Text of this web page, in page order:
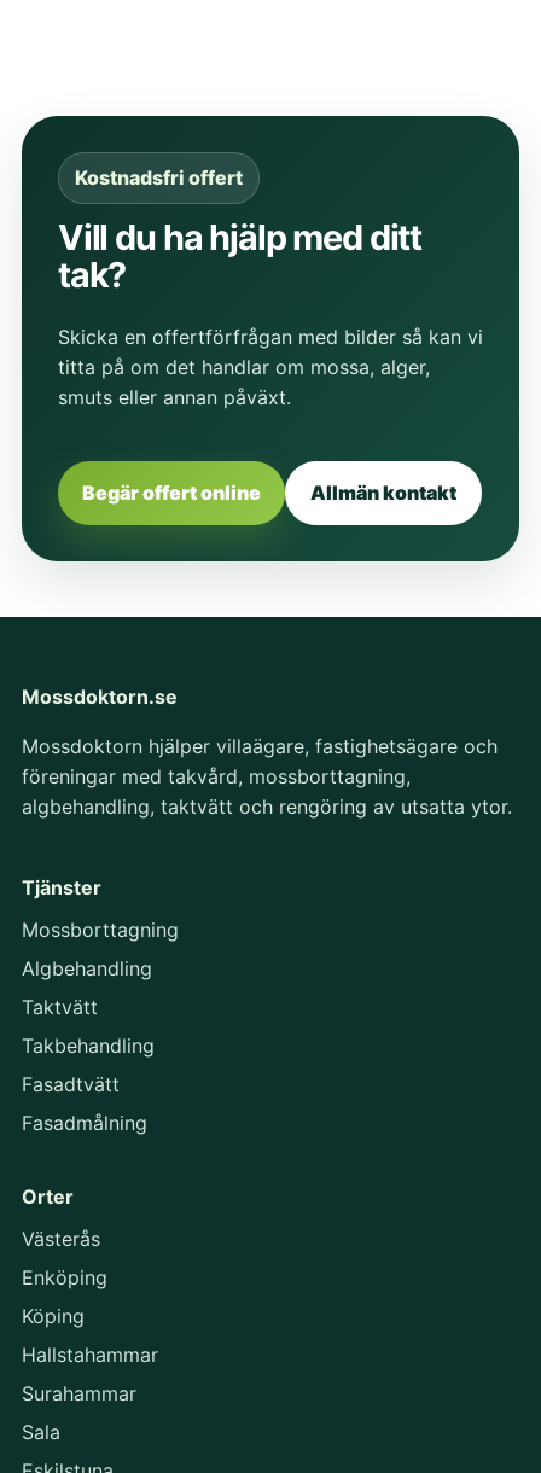
Kostnadsfri offert
Vill du ha hjälp med ditt
tak?
Skicka en offertförfrågan med bilder så kan vi
titta på om det handlar om mossa, alger,
smuts eller annan påväxt.
Begär offert online Allmän kontakt
Mossdoktorn.se
Mossdoktorn hjälper villaägare, fastighetsägare och
föreningar med takvård, mossborttagning,
algbehandling, taktvätt och rengöring av utsatta ytor.
Tjänster
Mossborttagning
Algbehandling
Taktvätt
Takbehandling
Fasadtvätt
Fasadmålning
Orter
Västerås
Enköping
Köping
Hallstahammar
Surahammar
Sala